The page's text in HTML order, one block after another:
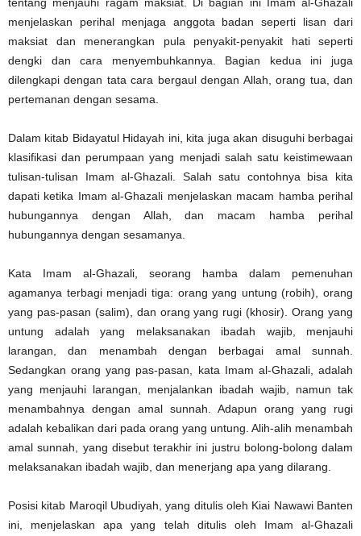
menjelaskan perihal menjaga anggota badan seperti lisan dari
maksiat dan menerangkan pula penyakit-penyakit hati seperti
dengki dan cara menyembuhkannya. Bagian kedua ini juga
dilengkapi dengan tata cara bergaul dengan Allah, orang tua, dan
pertemanan dengan sesama.
Dalam kitab Bidayatul Hidayah ini, kita juga akan disuguhi berbagai
klasifikasi dan perumpaan yang menjadi salah satu keistimewaan
tulisan-tulisan Imam al-Ghazali. Salah satu contohnya bisa kita
dapati ketika Imam al-Ghazali menjelaskan macam hamba perihal
hubungannya dengan Allah, dan macam hamba perihal
hubungannya dengan sesamanya.
Kata Imam al-Ghazali, seorang hamba dalam pemenuhan
agamanya terbagi menjadi tiga: orang yang untung (robih), orang
yang pas-pasan (salim), dan orang yang rugi (khosir). Orang yang
untung adalah yang melaksanakan ibadah wajib, menjauhi
larangan, dan menambah dengan berbagai amal sunnah.
Sedangkan orang yang pas-pasan, kata Imam al-Ghazali, adalah
yang menjauhi larangan, menjalankan ibadah wajib, namun tak
menambahnya dengan amal sunnah. Adapun orang yang rugi
adalah kebalikan dari pada orang yang untung. Alih-alih menambah
amal sunnah, yang disebut terakhir ini justru bolong-bolong dalam
melaksanakan ibadah wajib, dan menerjang apa yang dilarang.
Posisi kitab Maroqil Ubudiyah, yang ditulis oleh Kiai Nawawi Banten
ini, menjelaskan apa yang telah ditulis oleh Imam al-Ghazali